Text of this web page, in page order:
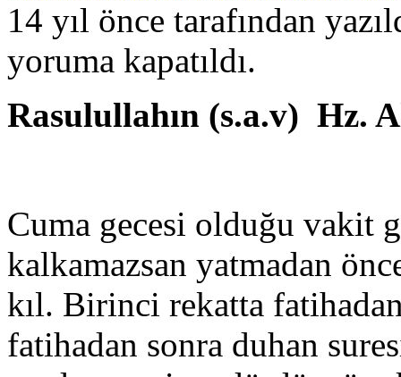
14 yıl önce tarafından
yoruma kapatıldı.
Rasulullahın (s.a.v) Hz.
Cuma gecesi olduğu vakit
kalkamazsan yatmadan
kıl. Birinci rekatta
fatihadan sonra duhan